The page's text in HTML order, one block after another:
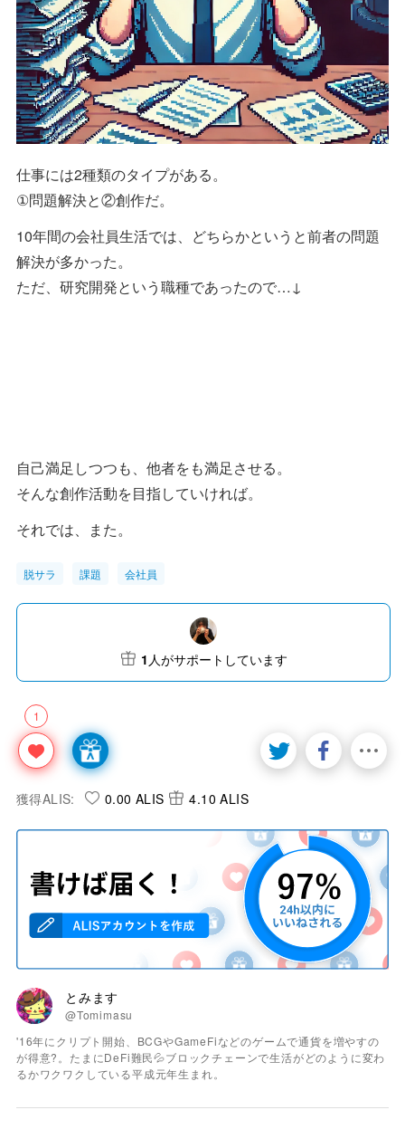
仕事には2種類のタイプがある。
①問題解決と②創作だ。
10年間の会社員生活では、どちらかというと前者の問題
解決が多かった。
ただ、研究開発という職種であったので…↓
自己満足しつつも、他者をも満足させる。
そんな創作活動を目指していければ。
それでは、また。
脱サラ 課題 会社員
1
1 人がサポートしています
獲得ALIS: 0.00 ALIS 4.10 ALIS
とみます
@Tomimasu
'16年にクリプト開始、BCGやGameFiなどのゲームで通貨を増やすの
が得意?。たまにDeFi難民💦ブロックチェーンで生活がどのように変わ
るかワクワクしている平成元年生まれ。